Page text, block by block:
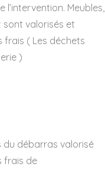
Meubles,
sont valorisés et
frais ( Les déchets
)
du débarras valorisé
frais de